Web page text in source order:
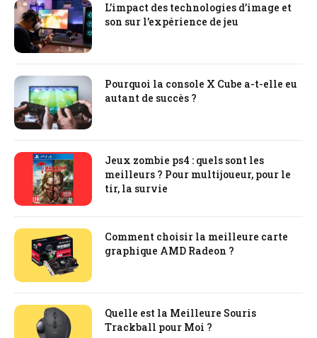
L’impact des technologies d’image et
son sur l’expérience de jeu
Pourquoi la console X Cube a-t-elle eu
autant de succès ?
Jeux zombie ps4 : quels sont les
meilleurs ? Pour multijoueur, pour le
tir, la survie
Comment choisir la meilleure carte
graphique AMD Radeon ?
Quelle est la Meilleure Souris
Trackball pour Moi ?